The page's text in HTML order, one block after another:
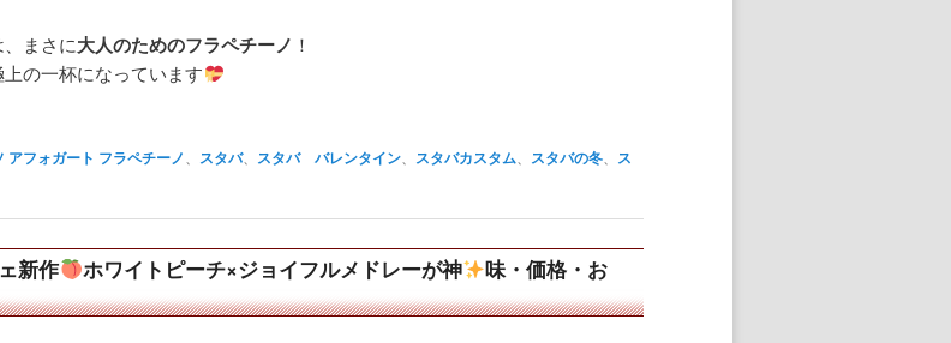
まさに大人のためのフラペチーノ ！
の一杯になっています
アフォガート フラペチーノ スタバ、 スタバ バレンタイン スタバカスタム スタバの冬
ス
新作 ホワイトピーチ×ジョイフルメドレーが神
味・価格・お